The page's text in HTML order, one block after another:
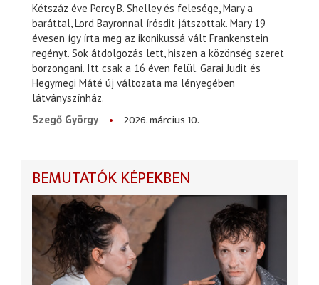
Kétszáz éve Percy B. Shelley és felesége, Mary a
baráttal, Lord Bayronnal írósdit játszottak. Mary 19
évesen így írta meg az ikonikussá vált Frankenstein
regényt. Sok átdolgozás lett, hiszen a közönség szeret
borzongani. Itt csak a 16 éven felül. Garai Judit és
Hegymegi Máté új változata ma lényegében
látványszínház.
Szegő György
2026. március 10.
BEMUTATÓK KÉPEKBEN